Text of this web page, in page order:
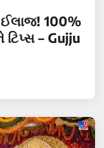
ઈલાજ! 100%
– Gujju